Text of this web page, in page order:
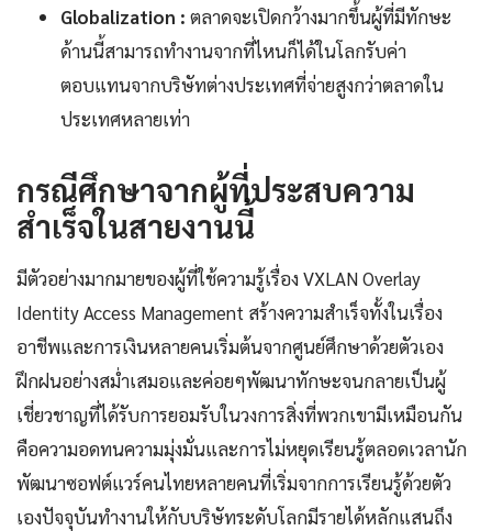
Globalization : ตลาดจะเปิดกว้างมากขึ้นผู้ที่มีทักษะ
ด้านนี้สามารถทำงานจากที่ไหนก็ได้ในโลกรับค่า
ตอบแทนจากบริษัทต่างประเทศที่จ่ายสูงกว่าตลาดใน
ประเทศหลายเท่า
กรณีศึกษาจากผู้ที่ประสบความ
สำเร็จในสายงานนี้
มีตัวอย่างมากมายของผู้ที่ใช้ความรู้เรื่อง VXLAN Overlay
Identity Access Management สร้างความสำเร็จทั้งในเรื่อง
อาชีพและการเงินหลายคนเริ่มต้นจากศูนย์ศึกษาด้วยตัวเอง
ฝึกฝนอย่างสม่ำเสมอและค่อยๆพัฒนาทักษะจนกลายเป็นผู้
เชี่ยวชาญที่ได้รับการยอมรับในวงการสิ่งที่พวกเขามีเหมือนกัน
คือความอดทนความมุ่งมั่นและการไม่หยุดเรียนรู้ตลอดเวลานัก
พัฒนาซอฟต์แวร์คนไทยหลายคนที่เริ่มจากการเรียนรู้ด้วยตัว
เองปัจจุบันทำงานให้กับบริษัทระดับโลกมีรายได้หลักแสนถึง